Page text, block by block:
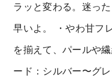
ラッと変わる。迷っ
早いよ。 ・やわ甘フ
を揃えて、パールや
ード：シルバー〜グ